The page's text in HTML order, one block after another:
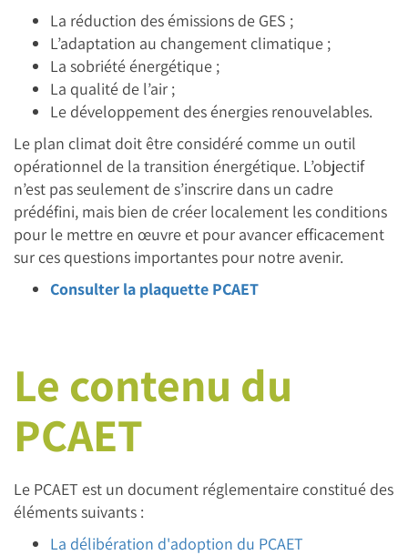
La réduction des émissions de GES ;
L’adaptation au changement climatique ;
La sobriété énergétique ;
La qualité de l’air ;
Le développement des énergies renouvelables.
Le plan climat doit être considéré comme un outil
opérationnel de la transition énergétique. L’objectif
n’est pas seulement de s’inscrire dans un cadre
prédéfini, mais bien de créer localement les conditions
pour le mettre en œuvre et pour avancer efficacement
sur ces questions importantes pour notre avenir.
Consulter la plaquette PCAET
Le contenu du
PCAET
Le PCAET est un document réglementaire constitué des
éléments suivants :
La délibération d'adoption du PCAET